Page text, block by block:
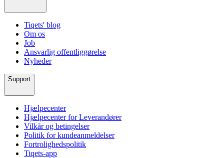
Tiqets' blog
Om os
Job
Ansvarlig offentliggørelse
Nyheder
Support
Hjælpecenter
Hjælpecenter for Leverandører
Vilkår og betingelser
Politik for kundeanmeldelser
Fortrolighedspolitik
Tiqets-app